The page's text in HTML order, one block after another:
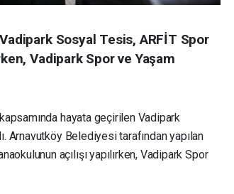
Sosyal Tesis, ARFİT Spor
Vadipark Spor ve Yaşam
hayata geçirilen Vadipark
Arnavutköy Belediyesi tarafından yapılan
açılışı yapılırken, Vadipark Spor